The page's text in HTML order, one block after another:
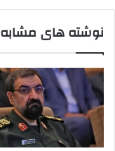
نوشته های مشابه